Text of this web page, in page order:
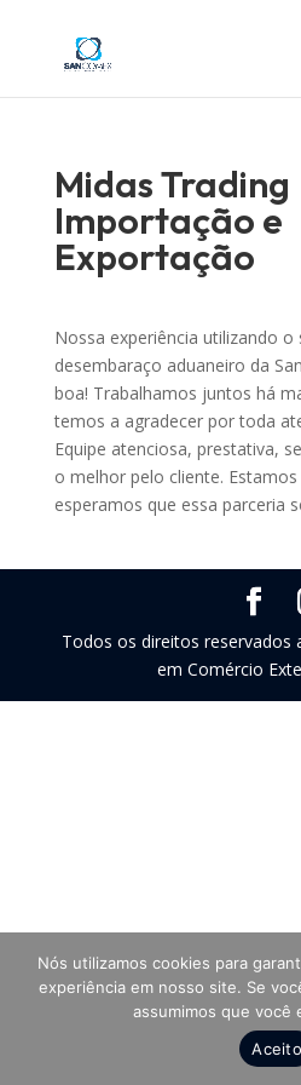
Midas Trading
Importação e
Exportação
Nossa experiência utilizando o
desembaraço aduaneiro da
boa! Trabalhamos juntos há
temos a agradecer por toda
Equipe atenciosa, prestativa,
o melhor pelo cliente.
esperamos que essa parceria
Todos os direitos reservados
em Comércio
Nós utilizamos cookies para
experiência em nosso site. Se
assumimos que você
Aceito